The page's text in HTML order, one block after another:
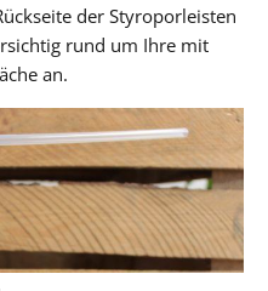
der Styroporleisten
rund um Ihre mit
an.